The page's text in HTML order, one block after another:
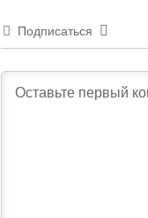
Подписаться